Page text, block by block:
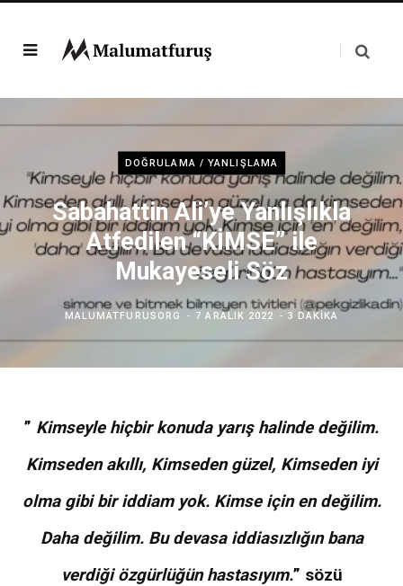
DOĞRULAMA / YANLIŞLAMA
Sabahattin Ali’ye Yanlışlıkla
Atfedilen “KİMSE” ile
Mukayeseli Söz
MALUMATFURUSORG 7 ARALIK 2022 3 DAKIKA
” Kimseyle hiçbir konuda yarışhalinde değilim.
Kimseden akıllı, Kimseden güzel, Kimseden iyi
olma gibi bir iddiam yok. Kimse için en değilim.
Daha değilim. Bu devasa iddiasızlığın bana
verdiği özgürlüğün hastasıyım.” sözü